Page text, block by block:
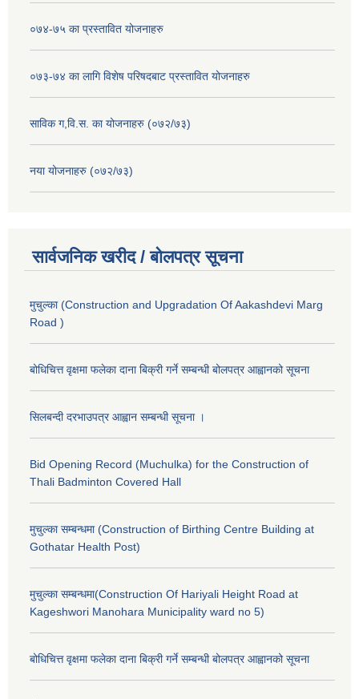
०७४-७५ का प्रस्तावित योजनाहरु
०७३-७४ का लागि विशेष परिषदबाट प्रस्तावित योजनाहरु
साविक ग,वि.स. का योजनाहरु (०७२/७३)
नया योजनाहरु (०७२/७३)
सार्वजनिक खरीद / बोलपत्र सूचना
मुचुल्का (Construction and Upgradation Of Aakashdevi Marg
Road )
बोधिचित्त वृक्षमा फलेका दाना बिक्री गर्ने सम्बन्धी बोलपत्र आह्वानको सूचना
सिलबन्दी दरभाउपत्र आह्वान सम्बन्धी सूचना ।
Bid Opening Record (Muchulka) for the Construction of
Thali Badminton Covered Hall
मुचुल्का सम्बन्धमा (Construction of Birthing Centre Building at
Gothatar Health Post)
मुचुल्का सम्बन्धमा(Construction Of Hariyali Height Road at
Kageshwori Manohara Municipality ward no 5)
बोधिचित्त वृक्षमा फलेका दाना बिक्री गर्ने सम्बन्धी बोलपत्र आह्वानको सूचना